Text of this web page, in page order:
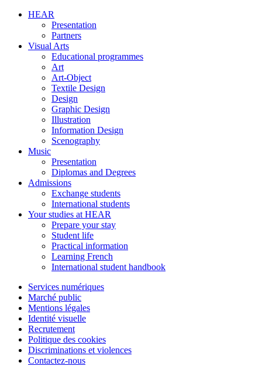
HEAR
Presentation
Partners
Visual Arts
Educational programmes
Art
Art-Object
Textile Design
Design
Graphic Design
Illustration
Information Design
Scenography
Music
Presentation
Diplomas and Degrees
Admissions
Exchange students
International students
Your studies at HEAR
Prepare your stay
Student life
Practical information
Learning French
International student handbook
Services numériques
Marché public
Mentions légales
Identité visuelle
Recrutement
Politique des cookies
Discriminations et violences
Contactez-nous